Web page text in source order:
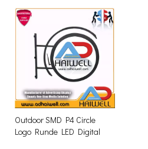
Outdoor SMD P4 Circle
Logo Runde LED Digital